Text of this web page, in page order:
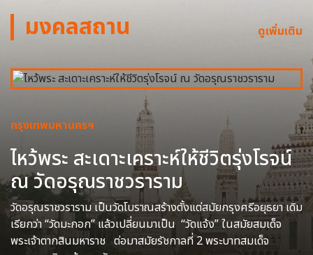
มงคลสถาน ดูเพิ่มเติม
กรุงเทพมหานครฯ
ไหว้พระ สะเดาะเคราะห์ให้ชีวิตรุ่งโรจน์
ณ วัดอรุณราชวราราม
วัดอรุณราชวราราม เป็นวัดโบราณสร้างตั้งแต่สมัยกรุงศรีอยุธยา เดิม
เรียกว่า “วัดมะกอก” แล้วเปลี่ยนมาเป็น “วัดแจ้ง” ในสมัยสมเด็จ
พระเจ้าตากสินมหาราช ต่อมาสมัยรัชกาลที่ 2 พระบาทสมเด็จ